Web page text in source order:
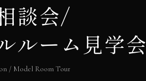
談会/
ルーム見学会
/ Model Room Tour